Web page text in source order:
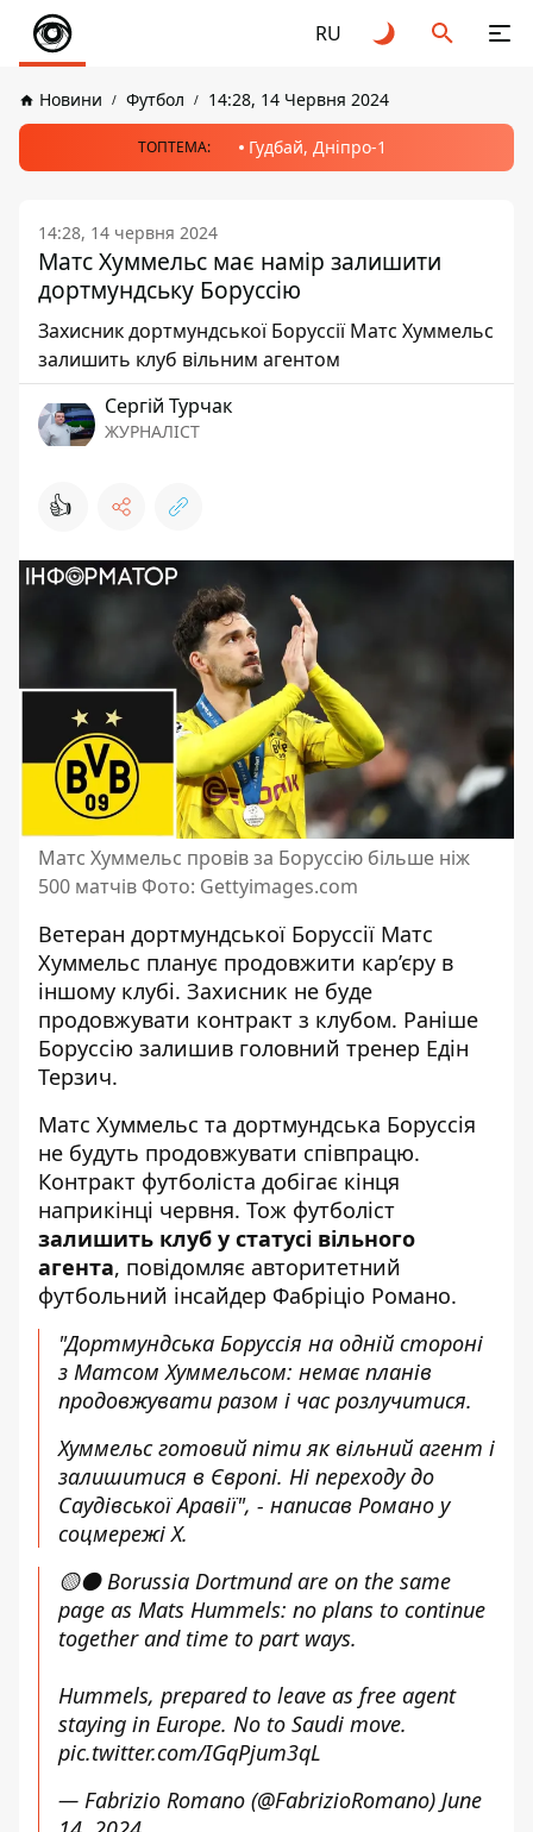
RU
Новини Футбол 14:28, 14 Червня 2024
ТОПТЕМА: Гудбай, Дніпро-1
14:28, 14 червня 2024
Матс Хуммельс має намір залишити
дортмундську Боруссію
Захисник дортмундської Боруссії Матс Хуммельс
залишить клуб вільним агентом
Сергій Турчак
ЖУРНАЛІСТ
👍
Матс Хуммельс провів за Боруссію більше ніж
500 матчів Фото: Gettyimages.com
Ветеран дортмундської Боруссії Матс
Хуммельс планує продовжити кар’єру в
іншому клубі. Захисник не буде
продовжувати контракт з клубом. Раніше
Боруссію залишив головний тренер Едін
Терзич.
Матс Хуммельс та дортмундська Боруссія
не будуть продовжувати співпрацю.
Контракт футболіста добігає кінця
наприкінці червня. Тож футболіст
залишить клуб у статусі вільного
агента, повідомляє авторитетний
футбольний інсайдер Фабріціо Романо.
"Дортмундська Боруссія на одній стороні
з Матсом Хуммельсом: немає планів
продовжувати разом і час розлучитися.
Хуммельс готовий піти як вільний агент і
залишитися в Європі. Ні переходу до
Саудівської Аравії", - написав Романо у
соцмережі X.
🟡⚫️ Borussia Dortmund are on the same
page as Mats Hummels: no plans to continue
together and time to part ways.
Hummels, prepared to leave as free agent
staying in Europe. No to Saudi move.
pic.twitter.com/IGqPjum3qL
— Fabrizio Romano (@FabrizioRomano) June